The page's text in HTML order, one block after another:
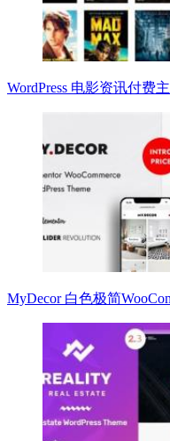
WordPress 电影资讯付费
MyDecor 白色极简